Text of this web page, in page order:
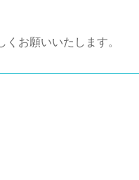
くお願いいたします。